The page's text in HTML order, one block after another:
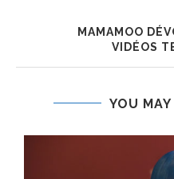
MAMAMOO
VIDÉOS
YOU